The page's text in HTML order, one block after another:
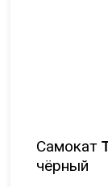
Самокат
чёрный